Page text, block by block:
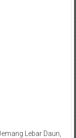
Lebar Daun,